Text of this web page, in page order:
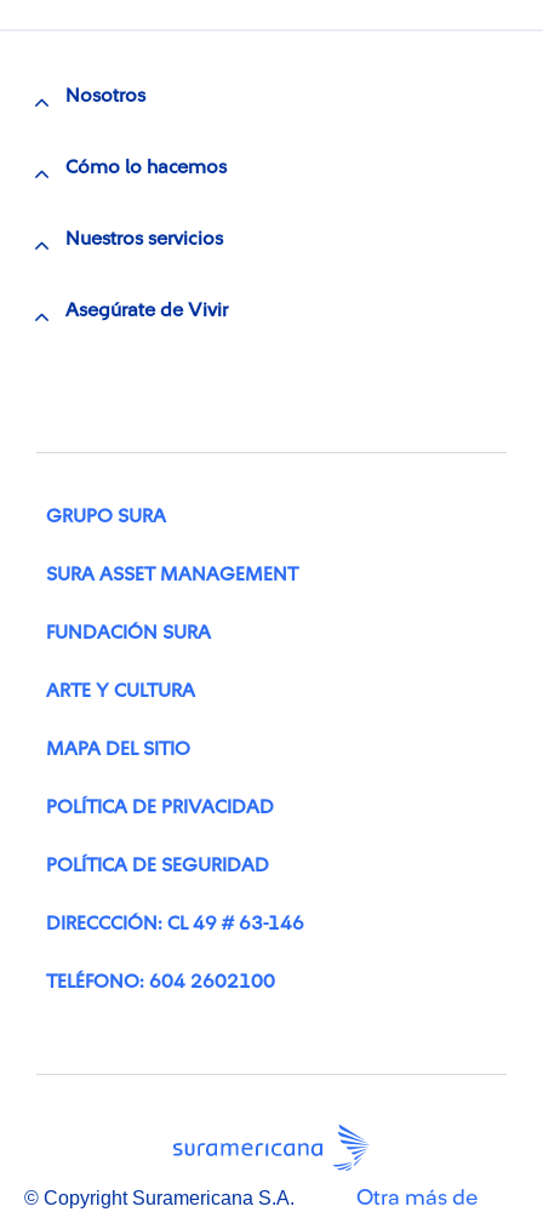
Nosotros
Cómo lo hacemos
Nuestros servicios
Asegúrate de Vivir
GRUPO SURA
SURA ASSET MANAGEMENT
FUNDACIÓN SURA
ARTE Y CULTURA
MAPA DEL SITIO
POLÍTICA DE PRIVACIDAD
POLÍTICA DE SEGURIDAD
DIRECCCIÓN: CL 49 # 63-146
TELÉFONO: 604 2602100
© Copyright Suramericana S.A.
Otra más de